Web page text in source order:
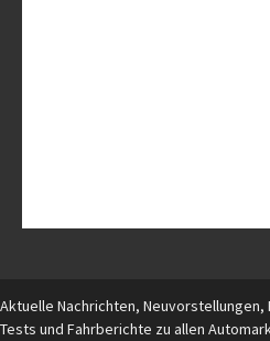
Aktuelle Nachrichten, Neuvorstellungen,
Tests und Fahrberichte zu allen